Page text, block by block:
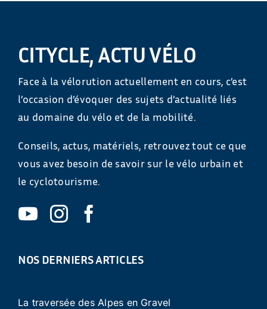
CITYCLE, ACTU VÉLO
Face à la vélorution actuellement en cours, c’est
l’occasion d’évoquer des sujets d’actualité liés
au domaine du vélo et de la mobilité.
Conseils, actus, matériels, retrouvez tout ce que
vous avez besoin de savoir sur le vélo urbain et
le cyclotourisme.
NOS DERNIERS ARTICLES
La traversée des Alpes en Gravel